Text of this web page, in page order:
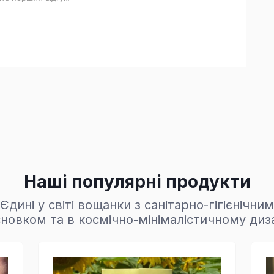
Наші популярні продукти
Єдині у світі вощанки з санітарно-гігієнічним
та в космічно-мінімалістичному